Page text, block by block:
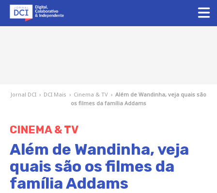
Jornal DCI › DCI Mais › Cinema & TV › Além de Wandinha, veja quais são
os filmes da família Addams
CINEMA & TV
Além de Wandinha, veja
quais são os filmes da
família Addams